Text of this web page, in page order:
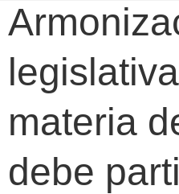
materia
debe